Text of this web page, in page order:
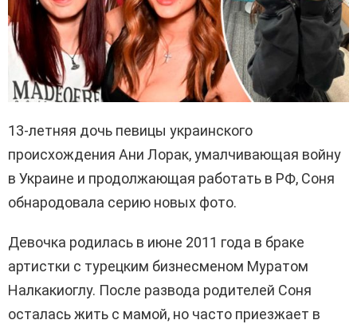
13-летняя дочь певицы украинского
происхождения Ани Лорак, умалчивающая войну
в Украине и продолжающая работать в РФ, Соня
обнародовала серию новых фото.
Девочка родилась в июне 2011 года в браке
артистки с турецким бизнесменом Муратом
Налкакиоглу. После развода родителей Соня
осталась жить с мамой, но часто приезжает в